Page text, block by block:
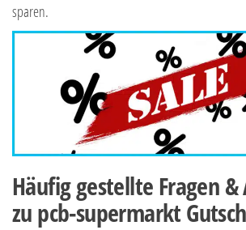
sparen.
Häufig gestellte Fragen
zu pcb-supermarkt